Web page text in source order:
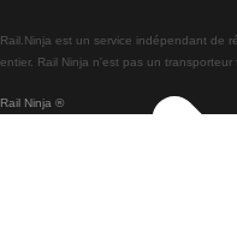
Trains
Trains
Rail Ninja ®
Rail.Ninja est un service indépendant de
entier. Rail Ninja n'est pas un